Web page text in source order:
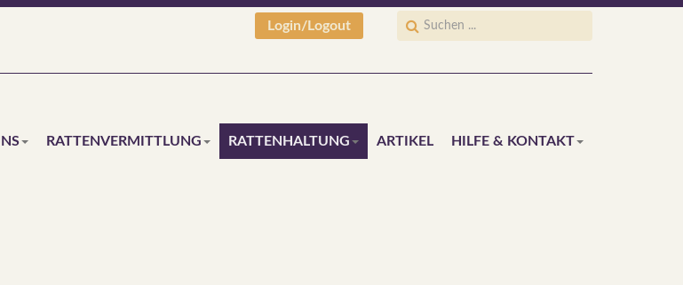
Login/Logout
RATTENVERMITTLUNG RATTENHALTUNG ARTIKEL HILFE & KONTAKT